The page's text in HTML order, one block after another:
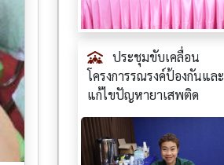
ประชุมขับเคลื่อน
โครงการรณรงค์ป้องกันและ
แก้ไขปัญหายาเสพติด